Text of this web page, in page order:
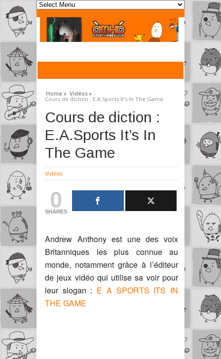
Home » Vidéos »
Cours de diction : E.A.Sports It’s In The Game
Cours de diction :
E.A.Sports It’s In
The Game
Vidéos
0
SHARES
Andrew Anthony est une des voix
Britanniques les plus connue au
monde, notamment grâce à l’éditeur
de jeux vidéo qui utilise sa voir pour
leur slogan : E A SPORTS ITS IN
THE GAME